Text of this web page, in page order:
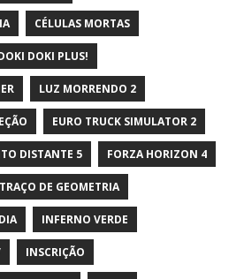
CÉLULAS MORTAS
DOKI PLUS!
LUZ MORRENDO 2
EURO TRUCK SIMULATOR 2
DISTANTE 5 FORZA HORIZON 4
TRAÇO DE GEOMETRIA
INFERNO VERDE
INSCRIÇÃO